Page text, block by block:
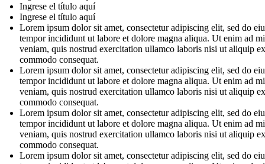
Ingrese el título aquí
Ingrese el título aquí
Lorem ipsum dolor sit amet, consectetur adipiscing elit, sed do
tempor incididunt ut labore et dolore magna aliqua. Ut enim ad
veniam, quis nostrud exercitation ullamco laboris nisi ut aliquip
commodo consequat.
Lorem ipsum dolor sit amet, consectetur adipiscing elit, sed do
tempor incididunt ut labore et dolore magna aliqua. Ut enim ad
veniam, quis nostrud exercitation ullamco laboris nisi ut aliquip
commodo consequat.
Lorem ipsum dolor sit amet, consectetur adipiscing elit, sed do
tempor incididunt ut labore et dolore magna aliqua. Ut enim ad
veniam, quis nostrud exercitation ullamco laboris nisi ut aliquip
commodo consequat.
Lorem ipsum dolor sit amet, consectetur adipiscing elit, sed do